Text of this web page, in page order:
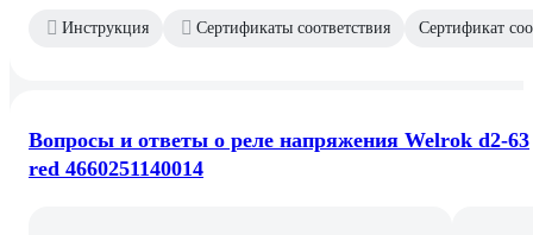
Инструкция Сертификаты соответствия Сертификат
Вопросы и ответы о реле напряжения Welrok d2-63
red 4660251140014